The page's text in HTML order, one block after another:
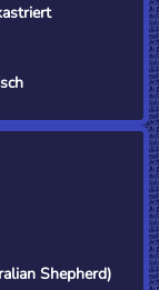
Shepherd)